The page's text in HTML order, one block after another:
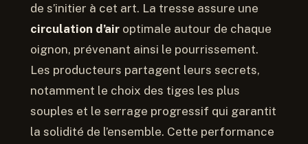
de s’initier à cet art. La tresse assure une
circulation d’air optimale autour de chaque
oignon, prévenant ainsi le pourrissement.
Les producteurs partagent leurs secrets,
notamment le choix des tiges les plus
souples et le serrage progressif qui garantit
la solidité de l’ensemble. Cette performance